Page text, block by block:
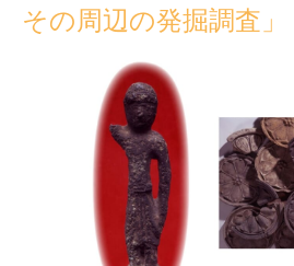
その周辺の発掘調査」